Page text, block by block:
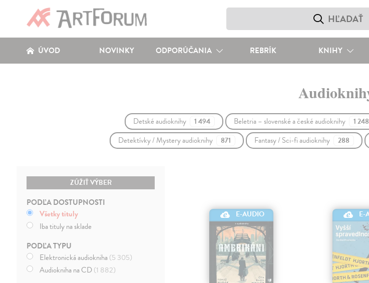
ÚVOD NOVINKY ODPORÚČANIA REBRÍK KNIHY
Detské audioknihy 1 494 Beletria – slovenské a české audioknihy 1 248
Detektívky / Mystery audioknihy 871 Fantasy / Sci-fi audioknihy 288
ZÚŽIŤ VÝBER
PODĽA DOSTUPNOSTI
Všetky tituly
Iba tituly na sklade
PODĽA TYPU
Elektronická audiokniha(5 305)
Audiokniha na CD(1 882)
E-AUDIO E-